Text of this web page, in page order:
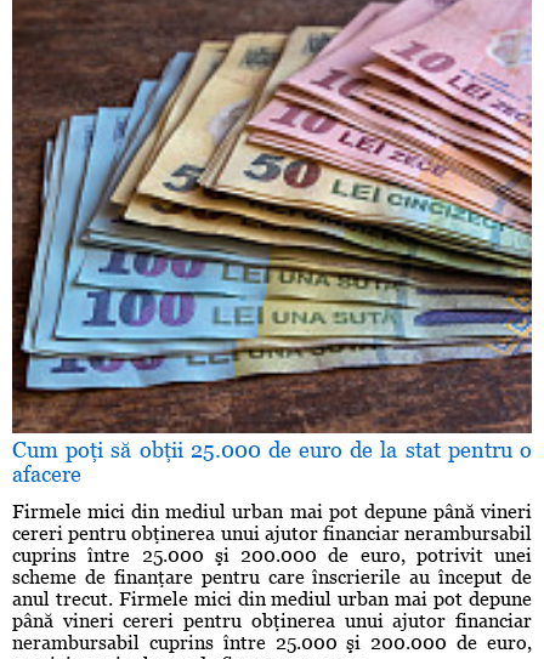
Cum poţi să obţii 25.000 de euro de la stat pentru o
afacere
Firmele mici din mediul urban mai pot depune până vineri
cereri pentru obţinerea unui ajutor financiar nerambursabil
cuprins între 25.000 şi 200.000 de euro, potrivit unei
scheme de finanţare pentru care înscrierile au început de
anul trecut. Firmele mici din mediul urban mai pot depune
până vineri cereri pentru obţinerea unui ajutor financiar
nerambursabil cuprins între 25.000 şi 200.000 de euro,